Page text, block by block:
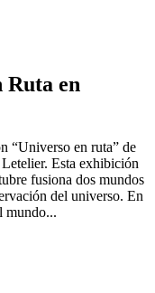
Ruta en
“Universo en ruta” de
Esta exhibición
fusiona dos mundos
del universo. En
mundo...